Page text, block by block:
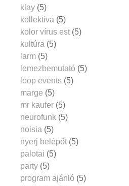
klay (5)
kollektiva (5)
kolor vírus est (5)
kultúra (5)
larm (5)
lemezbemutató (5)
loop events (5)
marge (5)
mr kaufer (5)
neurofunk (5)
noisia (5)
nyerj belépőt (5)
palotai (5)
party (5)
program ajánló (5)